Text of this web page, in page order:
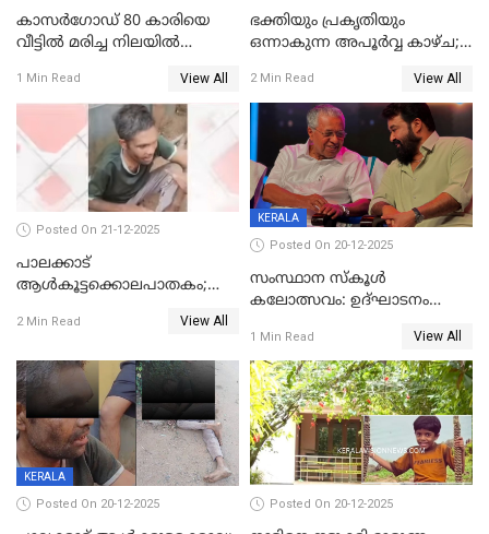
കാസർഗോഡ് 80 കാരിയെ
വീട്ടിൽ മരിച്ച നിലയിൽ
1 Min Read View All
ഭക്തിയും പ്രകൃതിയും
ഒന്നാകുന്ന അപൂര്‍വ്വ കാഴ്ച;
കാഴ്ചാനുഭവമൊരുക്കി
ശബരീ നന്ദനം
2 Min Read View All
Posted On 21-12-2025
പാലക്കാട്‌
ആൾകൂട്ടക്കൊലപാതകം;
ഊർജ്ജിതമാക്കിമാക്കി
2 Min Read View All
KERALA
Posted On 20-12-2025
സംസ്ഥാന സ്കൂൾ
കലോത്സവം: ഉദ്ഘാടനം
മുഖ്യാതിഥിയായി
മോഹൻലാൽ
1 Min Read View All
KERALA
Posted On 20-12-2025 Posted On 20-12-2025